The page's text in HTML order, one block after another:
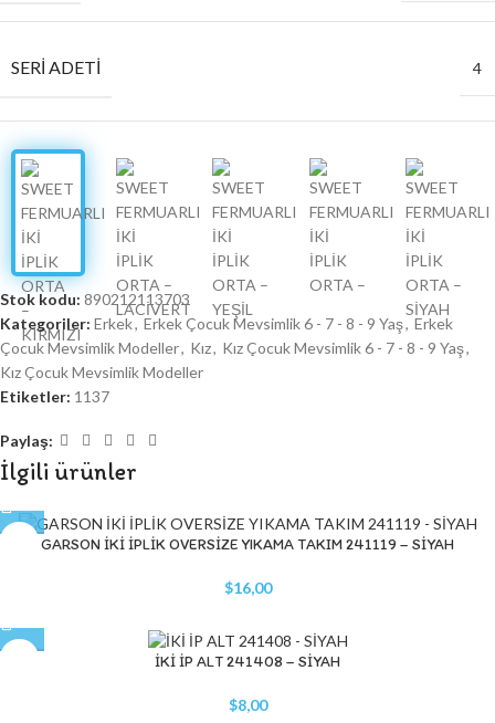
SERI ADETI 4
Stok kodu: 890212113703
Kategoriler: Erkek, Erkek Çocuk Mevsimlik 6 - 7 - 8 - 9 Yaş, Erkek
Çocuk Mevsimlik Modeller, Kız, Kız Çocuk Mevsimlik 6 - 7 - 8 - 9 Yaş,
Kız Çocuk Mevsimlik Modeller
Etiketler: 1137
Paylaş:
İlgili ürünler
GARSON İKİ İPLİK OVERSİZE YIKAMA TAKIM 241119 – SİYAH
$16,00
İKİ İP ALT 241408 – SİYAH
$8,00